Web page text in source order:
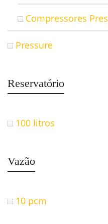
Compressores
Pressure
Reservatório
100 litros
Vazão
10 pcm